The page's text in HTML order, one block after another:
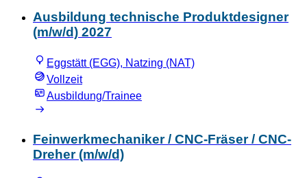
Ausbildung technische Produktdesigner
(m/w/d) 2027
Eggstätt (EGG), Natzing (NAT)
Vollzeit
Ausbildung/Trainee
Feinwerkmechaniker / CNC-Fräser / CNC-
Dreher (m/w/d)